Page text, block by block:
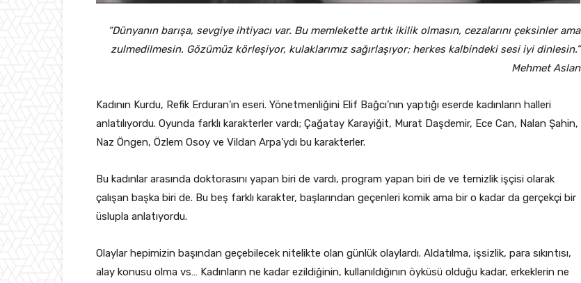
“Dünyanın barışa, sevgiye ihtiyacı var. Bu memlekette artık ikilik olmasın, cezalarını çeksinler ama
zulmedilmesin. Gözümüz körleşiyor, kulaklarımız sağırlaşıyor; herkes kalbindeki sesi iyi dinlesin.”
Mehmet Aslan
Kadının Kurdu, Refik Erduran’ın eseri. Yönetmenliğini Elif Bağcı’nın yaptığı eserde kadınların halleri
anlatılıyordu. Oyunda farklı karakterler vardı; Çağatay Karayiğit, Murat Daşdemir, Ece Can, Nalan Şahin,
Naz Öngen, Özlem Osoy ve Vildan Arpa’ydı bu karakterler.
Bu kadınlar arasında doktorasını yapan biri de vardı, program yapan biri de ve temizlik işçisi olarak
çalışan başka biri de. Bu beş farklı karakter, başlarından geçenleri komik ama bir o kadar da gerçekçi bir
üslupla anlatıyordu.
Olaylar hepimizin başından geçebilecek nitelikte olan günlük olaylardı. Aldatılma, işsizlik, para sıkıntısı,
alay konusu olma vs… Kadınların ne kadar ezildiğinin, kullanıldığının öyküsü olduğu kadar, erkeklerin ne